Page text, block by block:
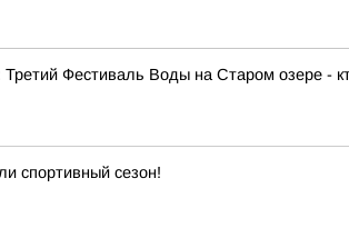
Третий Фестиваль Воды на Старом озере -
спортивный сезон!